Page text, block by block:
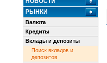
РЫНКИ
Валюта
Кредиты
Вклады и депозиты
Поиск вкладов и
депозитов